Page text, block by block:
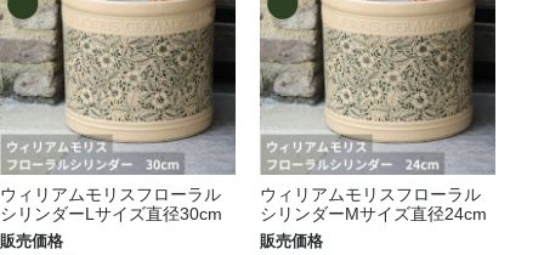
ウィリアムモリスフローラル
シリンダーLサイズ直径30cm
ウィリアムモリスフローラル
シリンダーMサイズ直径24cm